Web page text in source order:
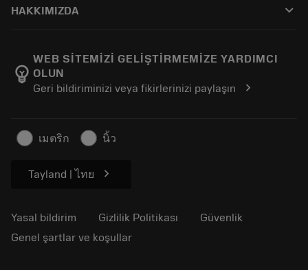
Sipariş
Siparişinizi takip edin
Fiyat teklifi oluşturun
HAKKIMIZDA keyboard_arrow_down
Manufacturing Wellness
Kariyer
Sürdürülebilir iş modeli
Basın için
emoji_objects
WEB SİTEMİZİ GELİŞTİRMEMİZE YARDIMCI
OLUN
Geri bildiriminizi veya fikirlerinizi paylaşın
chevron_right
เมตริก นิ้ว
Tayland | ไทย chevron_right
Yasal bildirim Gizlilik Politikası
Güvenlik
Genel şartlar ve koşullar